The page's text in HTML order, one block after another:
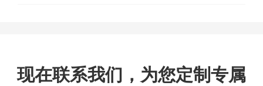
现在联系我们，为您定制专属